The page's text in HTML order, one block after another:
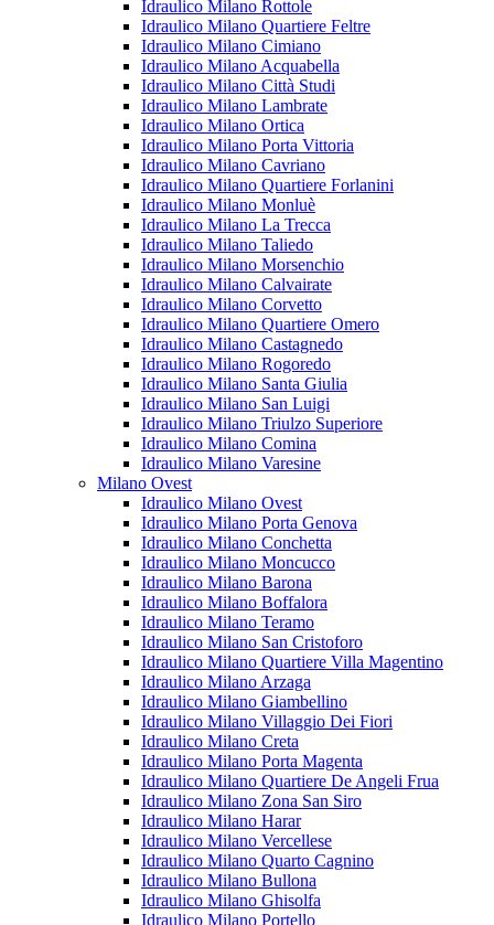
Idraulico Milano Rottole
Idraulico Milano Quartiere Feltre
Idraulico Milano Cimiano
Idraulico Milano Acquabella
Idraulico Milano Città Studi
Idraulico Milano Lambrate
Idraulico Milano Ortica
Idraulico Milano Porta Vittoria
Idraulico Milano Cavriano
Idraulico Milano Quartiere Forlanini
Idraulico Milano Monluè
Idraulico Milano La Trecca
Idraulico Milano Taliedo
Idraulico Milano Morsenchio
Idraulico Milano Calvairate
Idraulico Milano Corvetto
Idraulico Milano Quartiere Omero
Idraulico Milano Castagnedo
Idraulico Milano Rogoredo
Idraulico Milano Santa Giulia
Idraulico Milano San Luigi
Idraulico Milano Triulzo Superiore
Idraulico Milano Comina
Idraulico Milano Varesine
Milano Ovest
Idraulico Milano Ovest
Idraulico Milano Porta Genova
Idraulico Milano Conchetta
Idraulico Milano Moncucco
Idraulico Milano Barona
Idraulico Milano Boffalora
Idraulico Milano Teramo
Idraulico Milano San Cristoforo
Idraulico Milano Quartiere Villa Magentino
Idraulico Milano Arzaga
Idraulico Milano Giambellino
Idraulico Milano Villaggio Dei Fiori
Idraulico Milano Creta
Idraulico Milano Porta Magenta
Idraulico Milano Quartiere De Angeli Frua
Idraulico Milano Zona San Siro
Idraulico Milano Harar
Idraulico Milano Vercellese
Idraulico Milano Quarto Cagnino
Idraulico Milano Bullona
Idraulico Milano Ghisolfa
Idraulico Milano Portello